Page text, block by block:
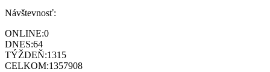
Návštevnosť:
ONLINE:0
DNES:64
TÝŽDEŇ:1315
CELKOM:1357908